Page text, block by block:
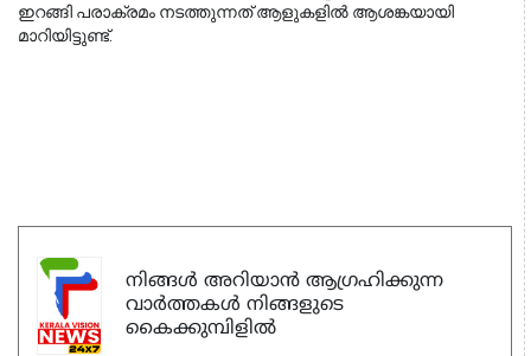
ഇറങ്ങി പരാക്രമം നടത്തുന്നത് ആളുകളിൽ ആശങ്കയായി
മാറിയിട്ടുണ്ട്.
നിങ്ങൾ അറിയാൻ ആഗ്രഹിക്കുന്ന
വാർത്തകൾ നിങ്ങളുടെ
കൈക്കുമ്പിളിൽ